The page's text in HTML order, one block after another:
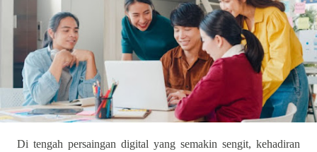
Di tengah persaingan digital yang semakin sengit, kehadiran